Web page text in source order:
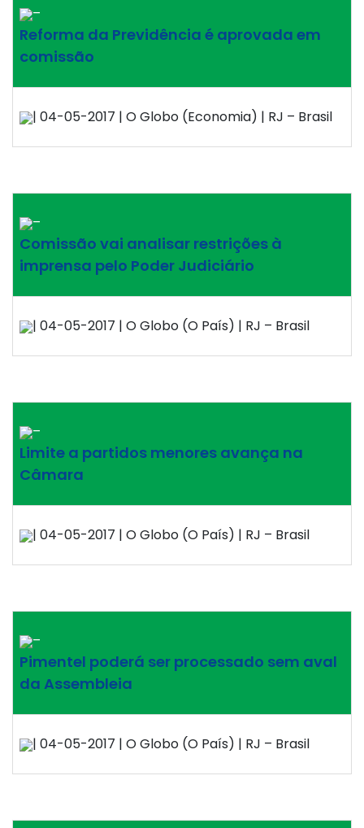
–
Reforma da Previdência é aprovada em
comissão
| 04-05-2017 | O Globo (Economia) | RJ – Brasil
–
Comissão vai analisar restrições à
imprensa pelo Poder Judiciário
| 04-05-2017 | O Globo (O País) | RJ – Brasil
–
Limite a partidos menores avança na
Câmara
| 04-05-2017 | O Globo (O País) | RJ – Brasil
–
Pimentel poderá ser processado sem aval
da Assembleia
| 04-05-2017 | O Globo (O País) | RJ – Brasil